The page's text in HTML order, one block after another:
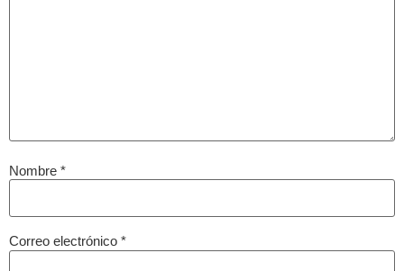
Nombre *
Correo electrónico *